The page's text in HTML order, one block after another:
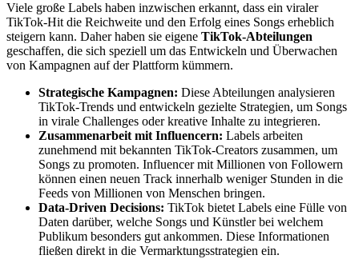
Viele große Labels haben inzwischen erkannt, dass ein viraler
TikTok-Hit die Reichweite und den Erfolg eines Songs erheblich
steigern kann. Daher haben sie eigene TikTok-Abteilungen
geschaffen, die sich speziell um das Entwickeln und Überwachen
von Kampagnen auf der Plattform kümmern.
Strategische Kampagnen: Diese Abteilungen analysieren
TikTok-Trends und entwickeln gezielte Strategien, um Songs
in virale Challenges oder kreative Inhalte zu integrieren.
Zusammenarbeit mit Influencern: Labels arbeiten
zunehmend mit bekannten TikTok-Creators zusammen, um
Songs zu promoten. Influencer mit Millionen von Followern
können einen neuen Track innerhalb weniger Stunden in die
Feeds von Millionen von Menschen bringen.
Data-Driven Decisions: TikTok bietet Labels eine Fülle von
Daten darüber, welche Songs und Künstler bei welchem
Publikum besonders gut ankommen. Diese Informationen
fließen direkt in die Vermarktungsstrategien ein.